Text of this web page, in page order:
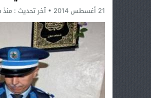
21 أغسطس 2014 آخر تحديث : منذ